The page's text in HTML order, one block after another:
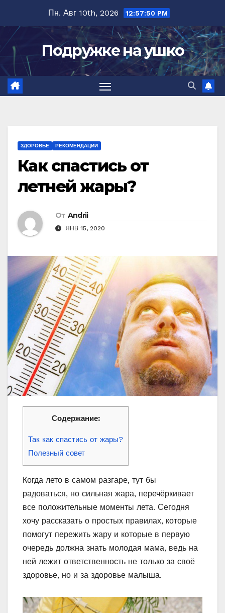
содержимому
Пн. Авг 10th, 2026 12:57:51 PM
Подружке на ушко
ЗДОРОВЬЕ РЕКОМЕНДАЦИИ
Как спастись от
летней жары?
От Andrii
ЯНВ 15, 2020
Содержание:
Так как спастись от жары?
Полезный совет
Когда лето в самом разгаре, тут бы
радоваться, но сильная жара, перечёркивает
все положительные моменты лета. Сегодня
хочу рассказать о простых правилах, которые
помогут пережить жару и которые в первую
очередь должна знать молодая мама, ведь на
ней лежит ответственность не только за своё
здоровье, но и за здоровье малыша.